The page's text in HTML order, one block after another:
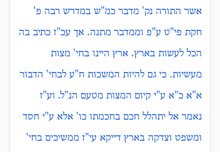
אשר התורה נק' מדבר כמ"ש במדרש רבה פ'
חקת פי"ט ע"פ וממדבר מתנה. אך עכ"ז כתיב בה
הכל לעשות בארץ. ארץ היינו בחי' מצות
מעשיות. כי גם להיות המשכות ח"ע לבחי' הדבור
א"א כ"א ע"י קיום המצות מטעם הנ"ל. וע"ז
נאמר אל יתהלל חכם בחכמתו כו' אלא ע"י חסד
ומשפט וצדקה בארץ דייקא עי"ז ממשיכים בחי'